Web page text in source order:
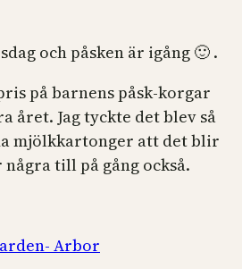
och påsken är igång 🙂 .
på barnens påsk-korgar
året. Jag tyckte det blev så
mjölkkartonger att det blir
några till på gång också.
Arbor